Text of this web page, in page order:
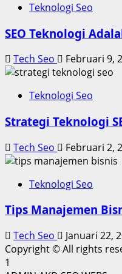
Teknologi Seo
SEO Teknologi
Tech Seo Februari 9,
Teknologi Seo
Strategi Teknologi
Tech Seo Februari 2,
Teknologi Seo
Tips Manajemen
Tech Seo
Januari 22,
Copyright © All rights
1